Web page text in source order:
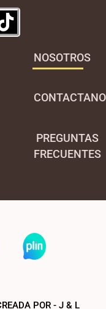
NOSOTROS
PREGUNTAS
FRECUENTES
POR - J & L